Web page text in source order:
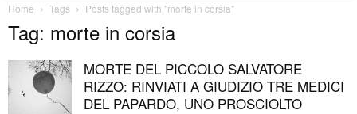
Home Tags Posts tagged with "morte in corsia"
Tag: morte in corsia
MORTE DEL PICCOLO SALVATORE
RIZZO: RINVIATI A GIUDIZIO TRE MEDICI
DEL PAPARDO, UNO PROSCIOLTO